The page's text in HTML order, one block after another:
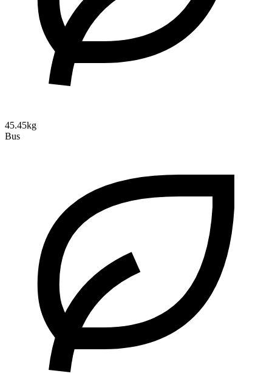
45.45kg
Bus